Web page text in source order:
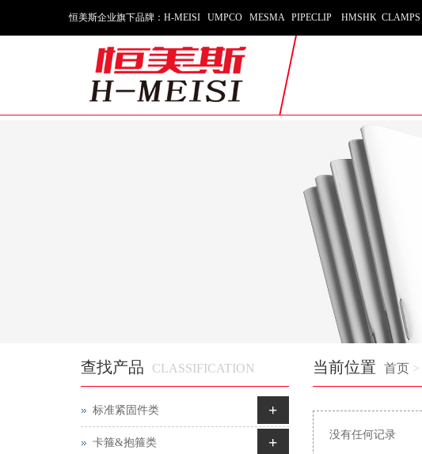
恒美斯企业旗下品牌：H-MEISI UMPCO MESMA PIPECLIP HMSHK CLAMPS
当前位置 首页>
没有任何记录
查找产品 CLASSIFICATION
标准紧固件类 +
卡箍&抱箍类 +